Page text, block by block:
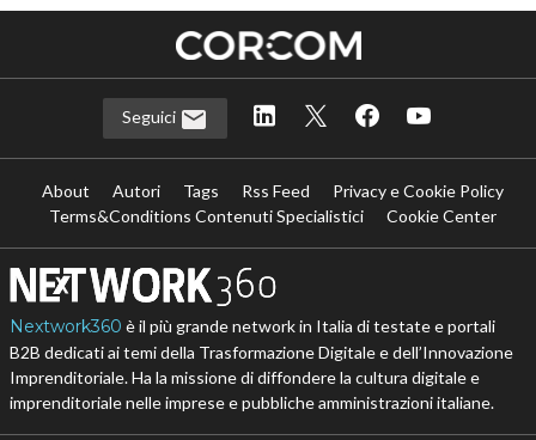
Seguici
About Autori Tags Rss Feed
Privacy e Cookie Policy
Terms&Conditions Contenuti Specialistici
Cookie Center
Nextwork360 è il più grande network in Italia di testate e portali
B2B dedicati ai temi della Trasformazione Digitale e dell’Innovazione
Imprenditoriale. Ha la missione di diffondere la cultura digitale e
imprenditoriale nelle imprese e pubbliche amministrazioni italiane.